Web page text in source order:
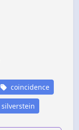
coincidence
silverstein